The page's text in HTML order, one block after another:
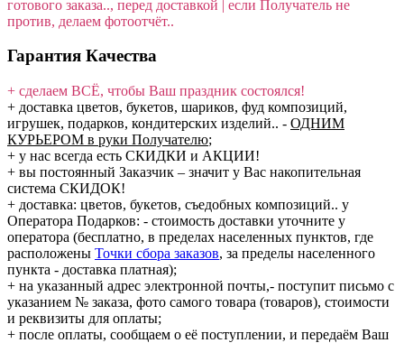
готового заказа.., перед доставкой | если Получатель не
против, делаем фотоотчёт..
Гарантия Качества
+ сделаем ВСЁ, чтобы Ваш праздник состоялся!
+ доставка цветов, букетов, шариков, фуд композиций,
игрушек, подарков, кондитерских изделий.. - ОДНИМ
КУРЬЕРОМ в руки Получателю;
+ у нас всегда есть СКИДКИ и АКЦИИ!
+ вы постоянный Заказчик – значит у Вас накопительная
система СКИДОК!
+ доставка: цветов, букетов, съедобных композиций.. у
Оператора Подарков: - стоимость доставки уточните у
оператора (бесплатно, в пределах населенных пунктов, где
расположены Точки сбора заказов, за пределы населенного
пункта - доставка платная);
+ на указанный адрес электронной почты,- поступит письмо с
указанием № заказа, фото самого товара (товаров), стоимости
и реквизиты для оплаты;
+ после оплаты, сообщаем о её поступлении, и передаём Ваш